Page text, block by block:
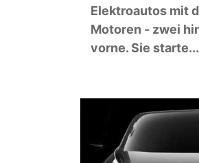
Elektroautos mit
Motoren - zwei
vorne. Sie starte...